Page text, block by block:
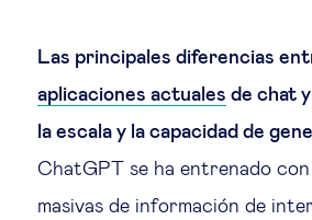
Las principales diferencias
aplicaciones actuales de chat
la escala y la capacidad de
ChatGPT se ha entrenado
masivas de información de